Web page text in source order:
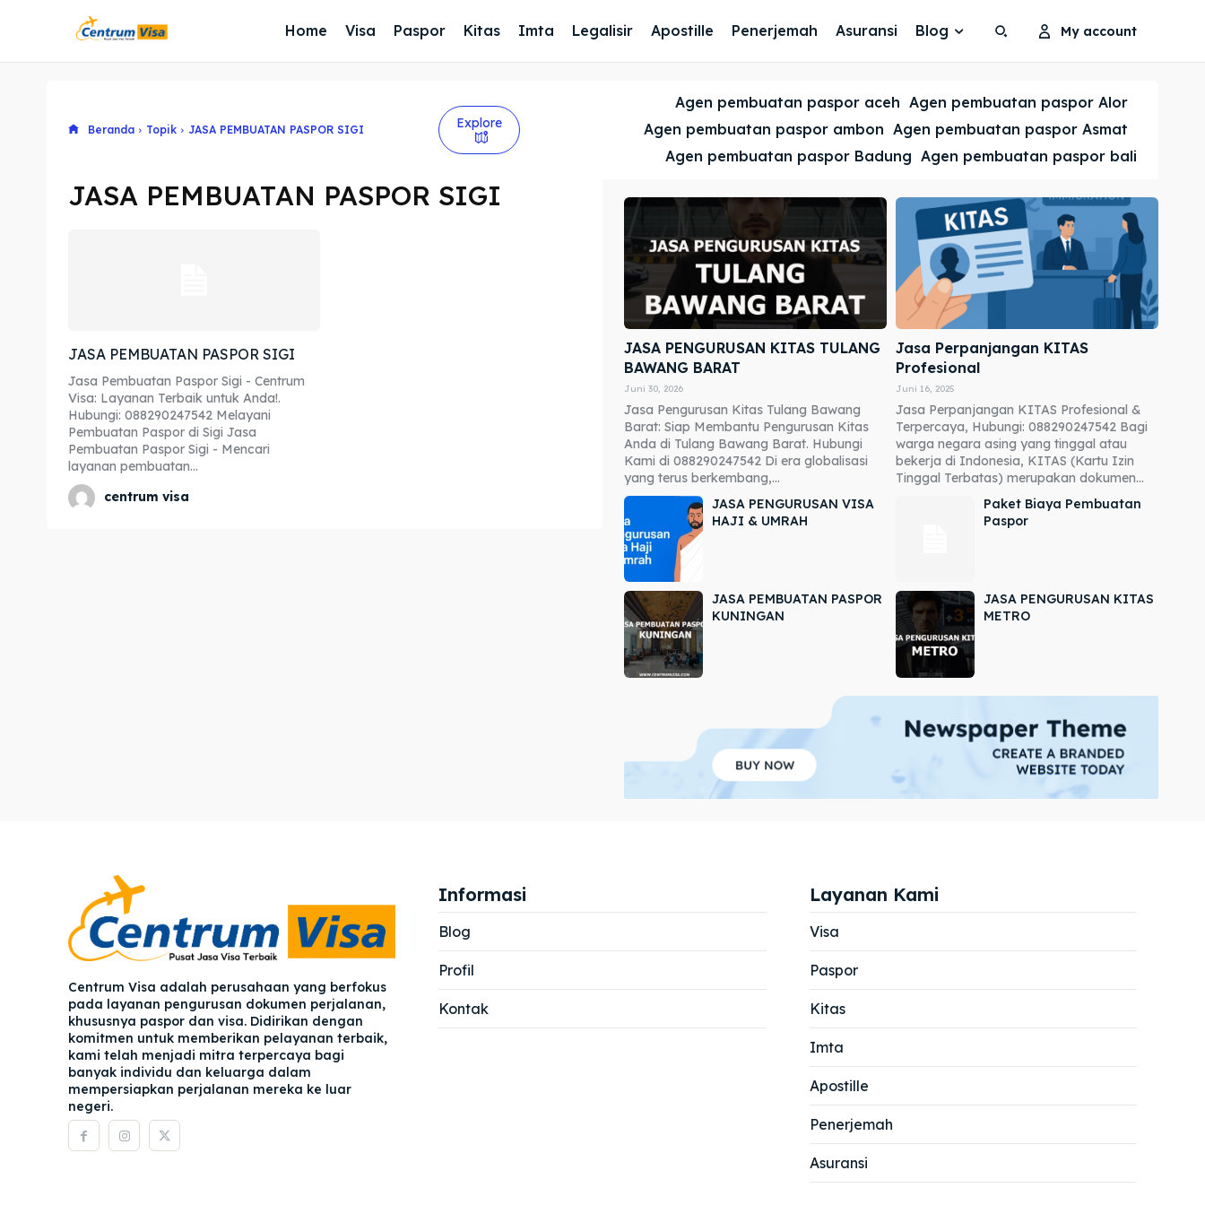
Explore our destinations
Blog
Cari
Explore our destinations
Blog
Cari
Home Visa Paspor Kitas Imta Legalisir Apostille Penerjemah Asuransi Blog My account
Beranda Topik JASA PEMBUATAN PASPOR SIGI Explore
Agen pembuatan paspor aceh Agen pembuatan paspor Alor
Agen pembuatan paspor ambon Agen pembuatan paspor Asmat
Agen pembuatan paspor Badung Agen pembuatan paspor bali
JASA PEMBUATAN PASPOR SIGI
JASA PEMBUATAN PASPOR SIGI
Jasa Pembuatan Paspor Sigi - Centrum
Visa: Layanan Terbaik untuk Anda!.
Hubungi: 088290247542 Melayani
Pembuatan Paspor di Sigi Jasa
Pembuatan Paspor Sigi - Mencari
layanan pembuatan...
centrum visa
JASA PENGURUSAN KITAS TULANG
BAWANG BARAT
Juni 30, 2026
Jasa Pengurusan Kitas Tulang Bawang
Barat: Siap Membantu Pengurusan Kitas
Anda di Tulang Bawang Barat. Hubungi
Kami di 088290247542 Di era globalisasi
yang terus berkembang,...
Jasa Perpanjangan KITAS
Profesional
Juni 16, 2025
Jasa Perpanjangan KITAS Profesional &
Terpercaya, Hubungi: 088290247542 Bagi
warga negara asing yang tinggal atau
bekerja di Indonesia, KITAS (Kartu Izin
Tinggal Terbatas) merupakan dokumen...
JASA PENGURUSAN VISA
HAJI & UMRAH
Paket Biaya Pembuatan
Paspor
JASA PEMBUATAN PASPOR
KUNINGAN
JASA PENGURUSAN KITAS
METRO
Centrum Visa adalah perusahaan yang berfokus
pada layanan pengurusan dokumen perjalanan,
khususnya paspor dan visa. Didirikan dengan
komitmen untuk memberikan pelayanan terbaik,
kami telah menjadi mitra terpercaya bagi
banyak individu dan keluarga dalam
mempersiapkan perjalanan mereka ke luar
negeri.
Informasi
Blog
Profil
Kontak
Layanan Kami
Visa
Paspor
Kitas
Imta
Apostille
Penerjemah
Asuransi